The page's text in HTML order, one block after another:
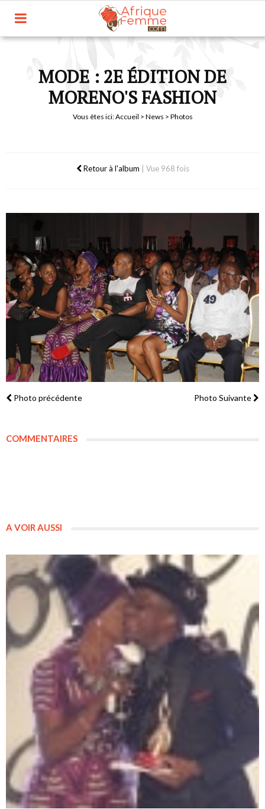
MODE : 2E ÉDITION DE
MORENO'S FASHION
Vous êtes ici:Accueil > News > Photos
Retour à l'album Vue 968 fois
Photo précédente Photo Suivante
COMMENTAIRES
A VOIR AUSSI